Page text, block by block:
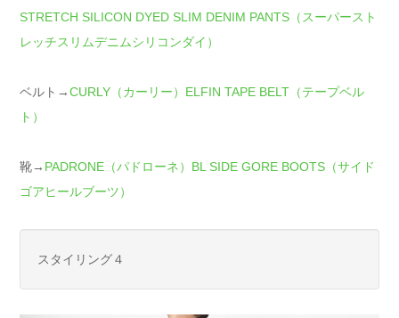
STRETCH SILICON DYED SLIM DENIM PANTS（スーパースト
レッチスリムデニムシリコンダイ）
ベルト→CURLY（カーリー）ELFIN TAPE BELT（テープベル
ト）
靴→ PADRONE（パドローネ）BL SIDE GORE BOOTS（サイド
ゴアヒールブーツ）
スタイリング４